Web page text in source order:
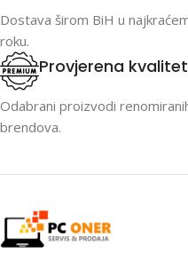
Dostava širom BiH u
roku.
Provjerena
Odabrani proizvodi
brendova.